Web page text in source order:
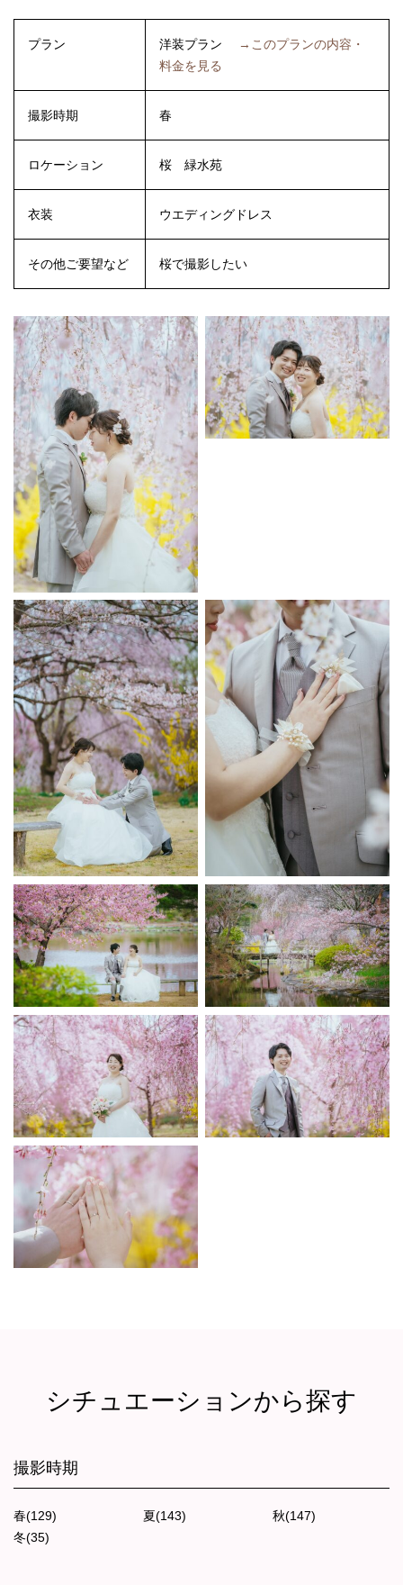
プラン 洋装プラン
→このプランの内容・
料金を見る
撮影時期 春
ロケーション 桜 緑水苑
衣装 ウエディングドレス
その他ご要望など 桜で撮影したい
シチュエーションから探す
撮影時期
春(129) 夏(143)
秋(147)
冬(35)